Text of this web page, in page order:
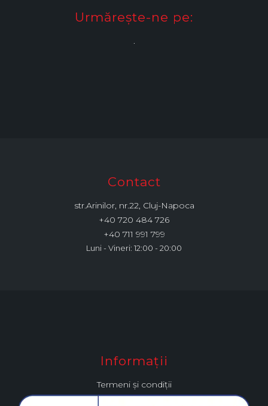
Urmărește-ne pe:
.
Contact
str.Arinilor, nr.22, Cluj-Napoca
+40 720 484 726
+40 711 991 799
Luni - Vineri: 12:00 - 20:00
Informații
Termeni și condiții